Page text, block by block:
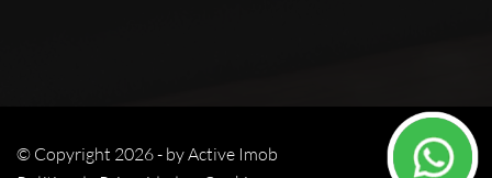
© Copyright 2026 - byActive Imob